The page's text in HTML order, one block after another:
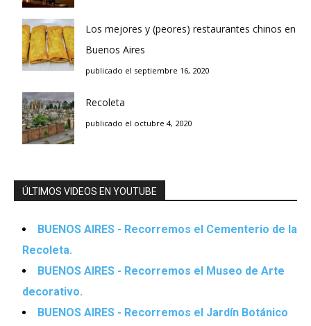
Los mejores y (peores) restaurantes chinos en
Buenos Aires
publicado el septiembre 16, 2020
Recoleta
publicado el octubre 4, 2020
ÚLTIMOS VIDEOS EN YOUTUBE
BUENOS AIRES - Recorremos el Cementerio de la
Recoleta.
BUENOS AIRES - Recorremos el Museo de Arte
decorativo.
BUENOS AIRES - Recorremos el Jardín Botánico